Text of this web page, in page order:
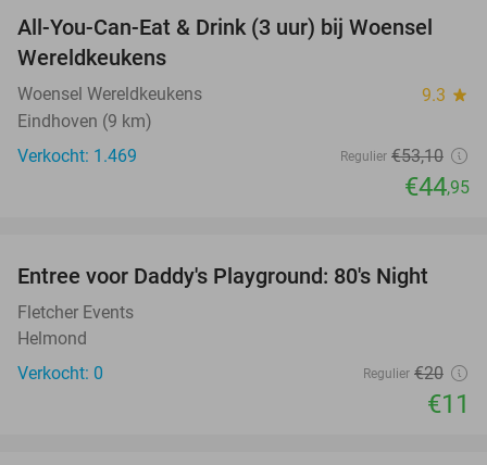
15%
All-You-Can-Eat & Drink (3 uur) bij Woensel
Wereldkeukens
Woensel Wereldkeukens 9.3 star
Eindhoven (9 km)
Verkocht: 1.469
Regulier €53,10
€44,95
45%
TODAY
Entree voor Daddy's Playground: 80's Night
Fletcher Events
Helmond
Verkocht: 0
Regulier €20
€11